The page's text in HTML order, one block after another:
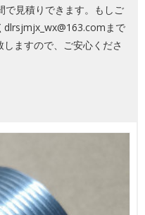
で見積りできます。もしご
dlrsjmjx_wx@163.comまで
ますので、ご安心くださ